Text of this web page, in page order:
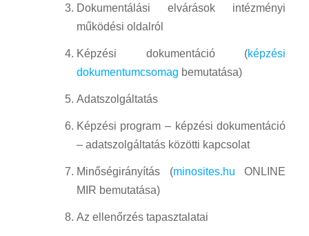
Dokumentálási elvárások intézményi
működési oldalról
Képzési dokumentáció (képzési
dokumentumcsomag bemutatása)
Adatszolgáltatás
Képzési program – képzési dokumentáció
– adatszolgáltatás közötti kapcsolat
Minőségirányítás (minosites.hu ONLINE
MIR bemutatása)
Az ellenőrzés tapasztalatai